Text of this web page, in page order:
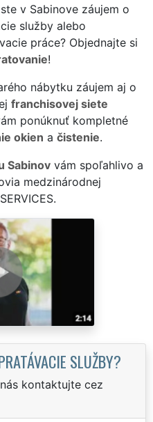
v Sabinove záujem o
služby alebo
práce? Objednajte si
!
nábytku záujem aj o
franchisovej siete
ponúknuť kompletné
okien a čistenie.
Sabinov vám spoľahlivo a
medzinárodnej
SLUŽBY?
kontaktujte cez